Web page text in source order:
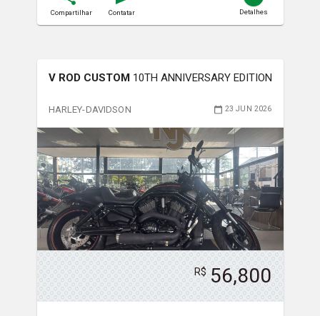
Compartilhar Contatar Detalhes
V ROD CUSTOM 10TH ANNIVERSARY EDITION
HARLEY-DAVIDSON 23 JUN 2026
R$ 56,800